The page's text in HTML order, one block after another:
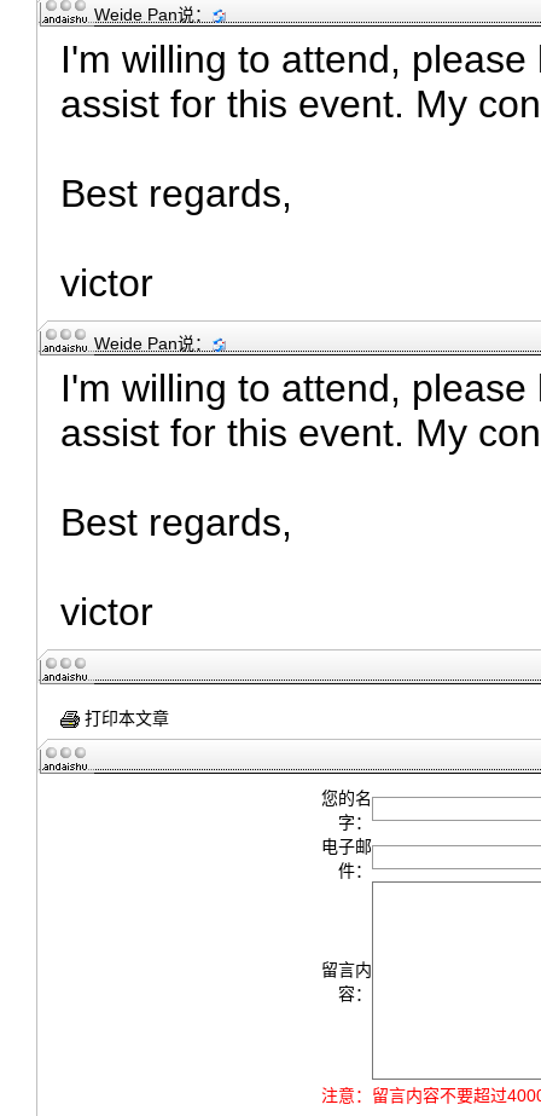
Weide Pan说：
I'm willing to attend,
assist for this event. My
Best regards,
victor
Weide Pan说：
I'm willing to attend,
assist for this event. My
Best regards,
victor
打印本文章
您的名
字：
电子邮
件：
留言内
容：
注意： 留言内容不要超过